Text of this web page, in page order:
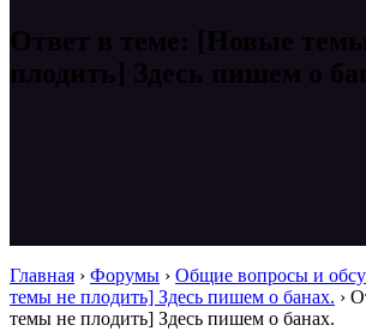
Ответ в теме: [Новые
плодить] Здесь пишем о
Главная › Форумы › Общие вопросы и
темы не плодить] Здесь пишем о банах. ›
темы не плодить] Здесь пишем о банах.